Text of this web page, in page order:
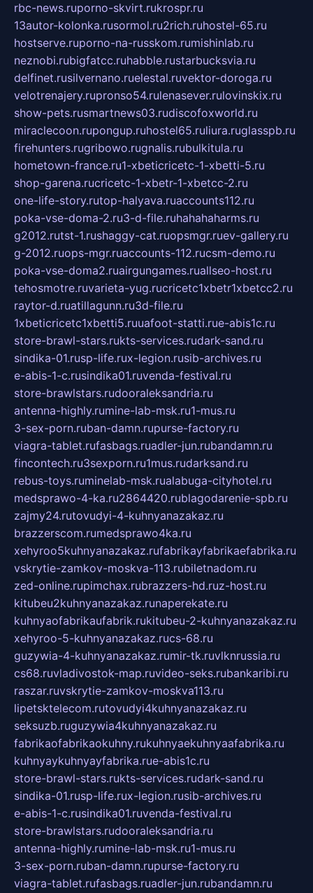
rbc-news.ruporno-skvirt.rukrospr.ru
13autor-kolonka.rusormol.ru2rich.ruhostel-65.ru
hostserve.ruporno-na-russkom.rumishinlab.ru
neznobi.rubigfatcc.ruhabble.rustarbucksvia.ru
delfinet.rusilvernano.ruelestal.ruvektor-doroga.ru
velotrenajery.rupronso54.rulenasever.rulovinskix.ru
show-pets.rusmartnews03.rudiscofoxworld.ru
miraclecoon.rupongup.ruhostel65.ruliura.ruglasspb.ru
firehunters.rugribowo.rugnalis.rubulkitula.ru
hometown-france.ru1-xbeticricetc-1-xbetti-5.ru
shop-garena.rucricetc-1-xbetr-1-xbetcc-2.ru
one-life-story.rutop-halyava.ruaccounts112.ru
poka-vse-doma-2.ru3-d-file.ruhahahaharms.ru
g2012.rutst-1.rushaggy-cat.ruopsmgr.ruev-gallery.ru
g-2012.ruops-mgr.ruaccounts-112.rucsm-demo.ru
poka-vse-doma2.ruairgungames.ruallseo-host.ru
tehosmotre.ruvarieta-yug.rucricetc1xbetr1xbetcc2.ru
raytor-d.ruatillagunn.ru3d-file.ru
1xbeticricetc1xbetti5.ruuafoot-statti.rue-abis1c.ru
store-brawl-stars.rukts-services.rudark-sand.ru
sindika-01.rusp-life.rux-legion.rusib-archives.ru
e-abis-1-c.rusindika01.ruvenda-festival.ru
store-brawlstars.rudooraleksandria.ru
antenna-highly.rumine-lab-msk.ru1-mus.ru
3-sex-porn.ruban-damn.rupurse-factory.ru
viagra-tablet.rufasbags.ruadler-jun.rubandamn.ru
fincontech.ru3sexporn.ru1mus.rudarksand.ru
rebus-toys.ruminelab-msk.rualabuga-cityhotel.ru
medsprawo-4-ka.ru2864420.rublagodarenie-spb.ru
zajmy24.rutovudyi-4-kuhnyanazakaz.ru
brazzerscom.rumedsprawo4ka.ru
xehyroo5kuhnyanazakaz.rufabrikayfabrikaefabrika.ru
vskrytie-zamkov-moskva-113.rubiletnadom.ru
zed-online.rupimchax.rubrazzers-hd.ruz-host.ru
kitubeu2kuhnyanazakaz.runaperekate.ru
kuhnyaofabrikaufabrik.rukitubeu-2-kuhnyanazakaz.ru
xehyroo-5-kuhnyanazakaz.rucs-68.ru
guzywia-4-kuhnyanazakaz.rumir-tk.ruvlknrussia.ru
cs68.ruvladivostok-map.ruvideo-seks.rubankaribi.ru
raszar.ruvskrytie-zamkov-moskva113.ru
lipetsktelecom.rutovudyi4kuhnyanazakaz.ru
seksuzb.ruguzywia4kuhnyanazakaz.ru
fabrikaofabrikaokuhny.rukuhnyaekuhnyaafabrika.ru
kuhnyaykuhnyayfabrika.rue-abis1c.ru
store-brawl-stars.rukts-services.rudark-sand.ru
sindika-01.rusp-life.rux-legion.rusib-archives.ru
e-abis-1-c.rusindika01.ruvenda-festival.ru
store-brawlstars.rudooraleksandria.ru
antenna-highly.rumine-lab-msk.ru1-mus.ru
3-sex-porn.ruban-damn.rupurse-factory.ru
viagra-tablet.rufasbags.ruadler-jun.rubandamn.ru